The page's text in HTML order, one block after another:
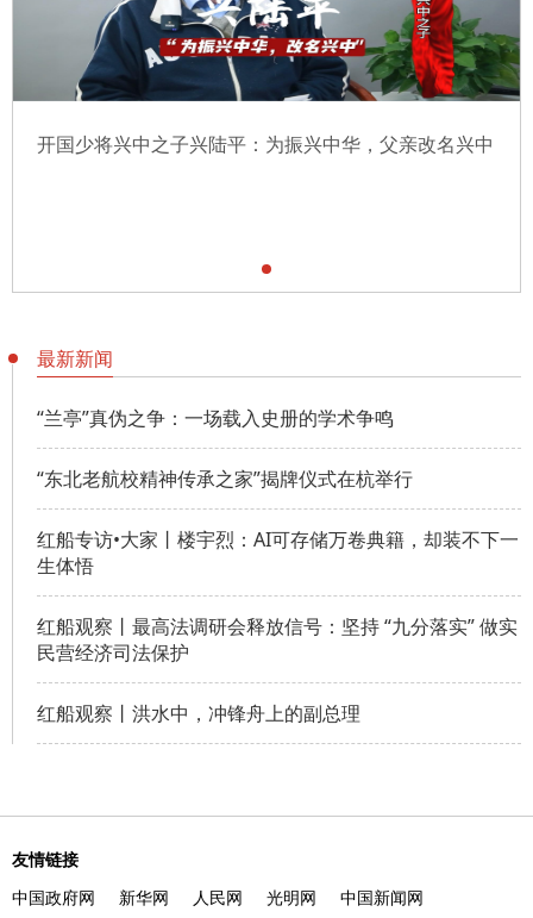
开国少将兴中之子兴陆平：为振兴中华，父亲改名兴中
最新新闻
“兰亭”真伪之争：一场载入史册的学术争鸣
“东北老航校精神传承之家”揭牌仪式在杭举行
红船专访•大家丨楼宇烈：AI可存储万卷典籍，却装不下一
生体悟
红船观察丨最高法调研会释放信号：坚持 “九分落实” 做实
民营经济司法保护
红船观察丨洪水中，冲锋舟上的副总理
友情链接
中国政府网
新华网 人民网 光明网 中国新闻网